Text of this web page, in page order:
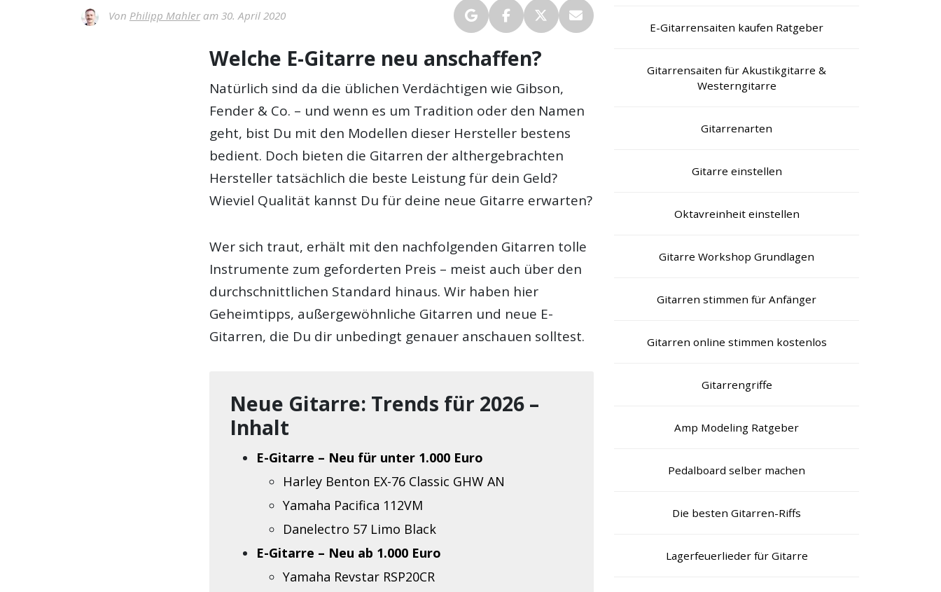
Von Philipp Mahleram 30. April 2020
Welche E-Gitarre neu anschaffen?
Natürlich sind da die üblichen Verdächtigen wie Gibson,
Fender & Co. – und wenn es um Tradition oder den Namen
geht, bist Du mit den Modellen dieser Hersteller bestens
bedient. Doch bieten die Gitarren der althergebrachten
Hersteller tatsächlich die beste Leistung für dein Geld?
Wieviel Qualität kannst Du für deine neue Gitarre erwarten?
Wer sich traut, erhält mit den nachfolgenden Gitarren tolle
Instrumente zum geforderten Preis – meist auch über den
durchschnittlichen Standard hinaus. Wir haben hier
Geheimtipps, außergewöhnliche Gitarren und neue E-
Gitarren, die Du dir unbedingt genauer anschauen solltest.
Neue Gitarre: Trends für 2026 –
Inhalt
E-Gitarre – Neu für unter 1.000 Euro
Harley Benton EX-76 Classic GHW AN
Yamaha Pacifica 112VM
Danelectro 57 Limo Black
E-Gitarre – Neu ab 1.000 Euro
Yamaha Revstar RSP20CR
E-Gitarrensaiten kaufen Ratgeber
Gitarrensaiten für Akustikgitarre &
Westerngitarre
Gitarrenarten
Gitarre einstellen
Oktavreinheit einstellen
Gitarre Workshop Grundlagen
Gitarren stimmen für Anfänger
Gitarren online stimmen kostenlos
Gitarrengriffe
Amp Modeling Ratgeber
Pedalboard selber machen
Die besten Gitarren-Riffs
Lagerfeuerlieder für Gitarre